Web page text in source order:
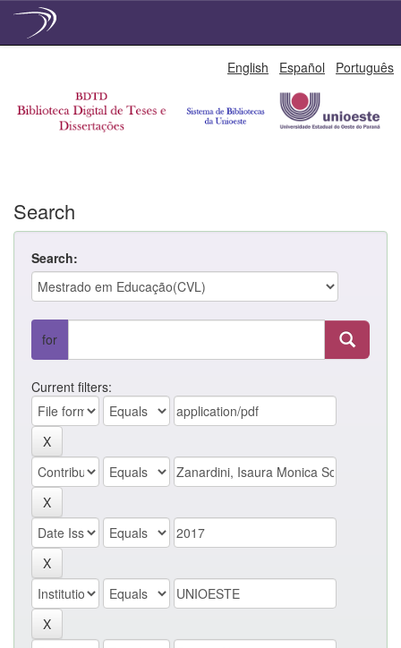
English Español Português
Search
Search:
for
Current filters: